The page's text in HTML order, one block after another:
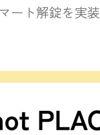
ート解錠を実装